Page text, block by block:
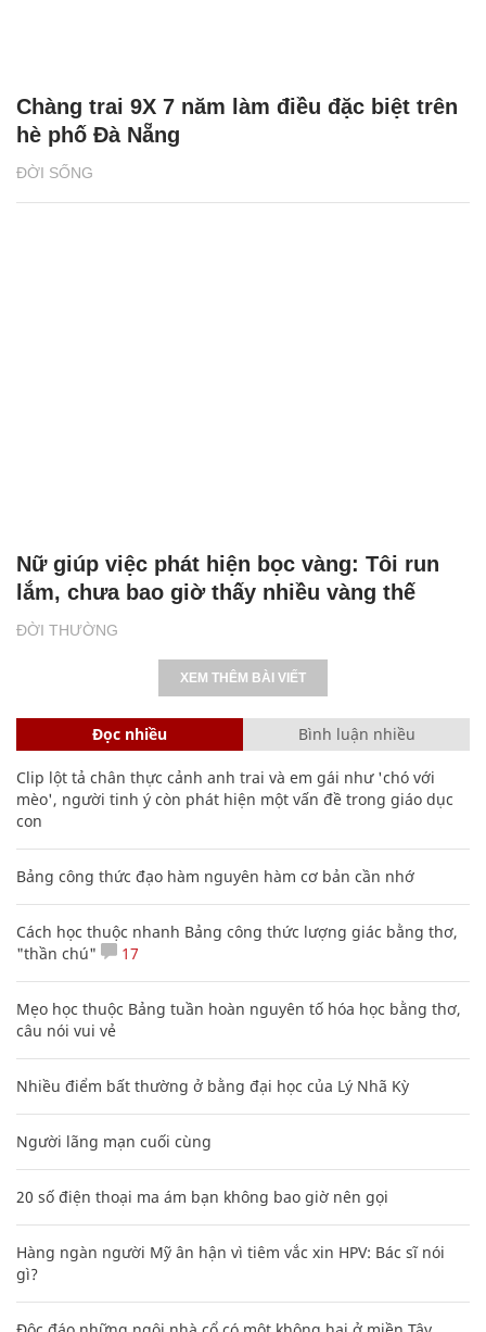
ĐỜI SỐNG
Chàng trai 9X 7 năm làm điều đặc biệt trên
hè phố Đà Nẵng
ĐỜI THƯỜNG
Nữ giúp việc phát hiện bọc vàng: Tôi run
lắm, chưa bao giờ thấy nhiều vàng thế
XEM THÊM BÀI VIẾT
Đọc nhiều Bình luận nhiều
Clip lột tả chân thực cảnh anh trai và em gái như 'chó với
mèo', người tinh ý còn phát hiện một vấn đề trong giáo dục
con
Bảng công thức đạo hàm nguyên hàm cơ bản cần nhớ
Cách học thuộc nhanh Bảng công thức lượng giác bằng thơ,
"thần chú"
17
Mẹo học thuộc Bảng tuần hoàn nguyên tố hóa học bằng thơ,
câu nói vui vẻ
Nhiều điểm bất thường ở bằng đại học của Lý Nhã Kỳ
Người lãng mạn cuối cùng
20 số điện thoại ma ám bạn không bao giờ nên gọi
Hàng ngàn người Mỹ ân hận vì tiêm vắc xin HPV: Bác sĩ nói
gì?